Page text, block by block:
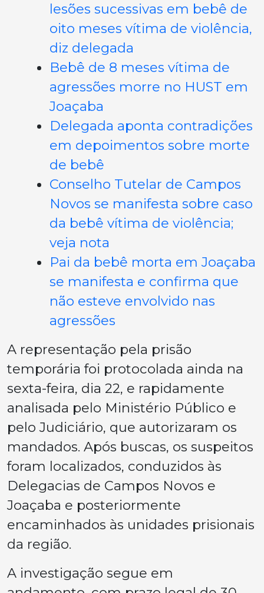
lesões sucessivas em bebê de
oito meses vítima de violência,
diz delegada
Bebê de 8 meses vítima de
agressões morre no HUST em
Joaçaba
Delegada aponta contradições
em depoimentos sobre morte
de bebê
Conselho Tutelar de Campos
Novos se manifesta sobre caso
da bebê vítima de violência;
veja nota
Pai da bebê morta em Joaçaba
se manifesta e confirma que
não esteve envolvido nas
agressões
A representação pela prisão
temporária foi protocolada ainda na
sexta-feira, dia 22, e rapidamente
analisada pelo Ministério Público e
pelo Judiciário, que autorizaram os
mandados. Após buscas, os suspeitos
foram localizados, conduzidos às
Delegacias de Campos Novos e
Joaçaba e posteriormente
encaminhados às unidades prisionais
da região.
A investigação segue em